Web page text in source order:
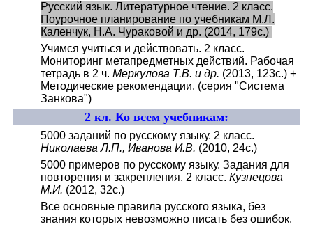
Русский язык. Литературное чтение. 2 класс.
Поурочное планирование по учебникам М.Л.
Каленчук, Н.А. Чураковой и др. (2014, 179с.)
Учимся учиться и действовать. 2 класс.
Мониторинг метапредметных действий. Рабочая
тетрадь в 2 ч. Меркулова Т.В. и др. (2013, 123с.) +
Методические рекомендации. (серия "Система
Занкова")
2 кл. Ко всем учебникам:
5000 заданий по русскому языку. 2 класс.
Николаева Л.П., Иванова И.В. (2010, 24с.)
5000 примеров по русскому языку. Задания для
повторения и закрепления. 2 класс. Кузнецова
М.И. (2012, 32с.)
Все основные правила русского языка, без
знания которых невозможно писать без ошибок.